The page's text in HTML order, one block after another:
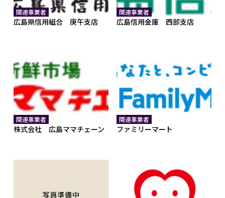
関連事業者
広島県信用組合 庚午支店
関連事業者
広島信用金庫 西部支店
関連事業者
株式会社 広島ママチェーン
関連事業者
ファミリーマート